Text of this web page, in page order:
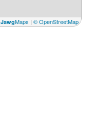
JawgMaps | © OpenStreetMap